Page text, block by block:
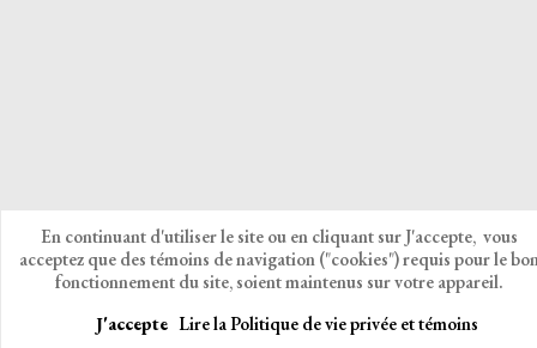
En continuant d'utiliser le site ou en cliquant sur J'accepte, vous
acceptez que des témoins de navigation ("cookies") requis pour le
fonctionnement du site, soient maintenus sur votre appareil.
J'accepte Lire la Politique de vie privée et témoins